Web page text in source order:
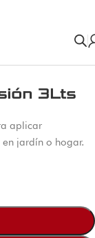
3Lts
aplicar
jardín o hogar.